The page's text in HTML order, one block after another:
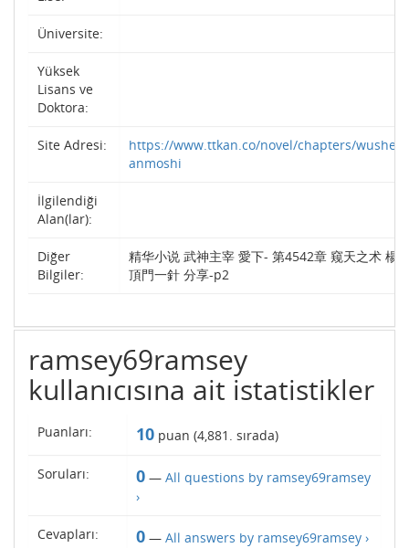
Üniversite:
Yüksek
Lisans ve
Doktora:
Site Adresi:
https://www.ttkan.co/novel/chapters/
anmoshi
İlgilendiği
Alan(lar):
Diğer
Bilgiler:
精华小说 武神主宰 愛下- 第4542章 窥天之术 楊
頂門一針 分享-p2
ramsey69ramsey
kullanıcısına ait istatistikler
Puanları: 10 puan (4,881 . sırada)
Soruları: 0 — All questions by ramsey69ramsey
›
Cevapları: 0 — All answers by ramsey69ramsey ›